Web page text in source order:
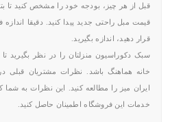
قبل از هر چیز، بودجه خود را مشخص کنید تا
قیمت مبل راحتی جدید پیدا کنید. دقیقا
قرار دهید، اندازه بگیرید.
سبک دکوراسیون منزلتان را در نظر بگیرید
خانه هماهنگ باشد. نظرات مشتریان قبلی
ایران میز را مطالعه کنید. این نظرات به
خدمات این فروشگاه اطمینان حاصل کنید.